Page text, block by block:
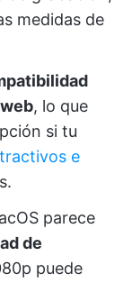
medidas de
, lo que
si tu
e
parece
de
puede